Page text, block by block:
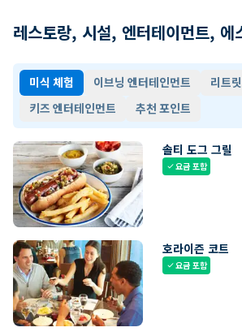
레스토랑, 시설, 엔터테이먼트, 에
미식 체험 이브닝 엔터테인먼트
리트
키즈 엔터테인먼트
추천 포인트
솔티 도그 그릴
check요금 포함
호라이즌 코트
check요금 포함